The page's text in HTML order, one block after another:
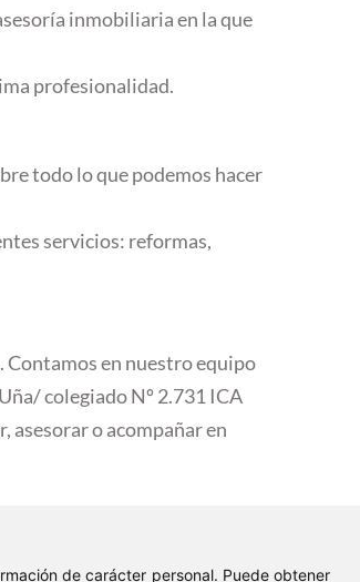
de carácter personal. Puede obtener
inmobiliaria en la que
profesionalidad.
todo lo que podemos hacer
servicios: reformas,
Contamos en nuestro equipo
colegiado Nº 2.731 ICA
asesorar o acompañar en